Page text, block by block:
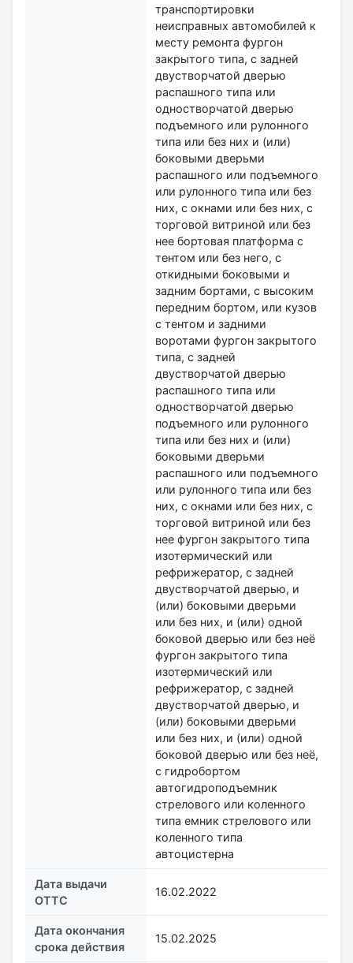
транспортировки
неисправных автомобилей к
месту ремонта фургон
закрытого типа, с задней
двустворчатой дверью
распашного типа или
одностворчатой дверью
подъемного или рулонного
типа или без них и (или)
боковыми дверьми
распашного или подъемного
или рулонного типа или без
них, с окнами или без них, с
торговой витриной или без
нее бортовая платформа с
тентом или без него, с
откидными боковыми и
задним бортами, с высоким
передним бортом, или кузов
с тентом и задними
воротами фургон закрытого
типа, с задней
двустворчатой дверью
распашного типа или
одностворчатой дверью
подъемного или рулонного
типа или без них и (или)
боковыми дверьми
распашного или подъемного
или рулонного типа или без
них, с окнами или без них, с
торговой витриной или без
нее фургон закрытого типа
изотермический или
рефрижератор, с задней
двустворчатой дверью, и
(или) боковыми дверьми
или без них, и (или) одной
боковой дверью или без неё
фургон закрытого типа
изотермический или
рефрижератор, с задней
двустворчатой дверью, и
(или) боковыми дверьми
или без них, и (или) одной
боковой дверью или без неё,
с гидробортом
автогидроподъемник
стрелового или коленного
типа емник стрелового или
коленного типа
автоцистерна
Дата выдачи
ОТТС
16.02.2022
Дата окончания
срока действия
15.02.2025